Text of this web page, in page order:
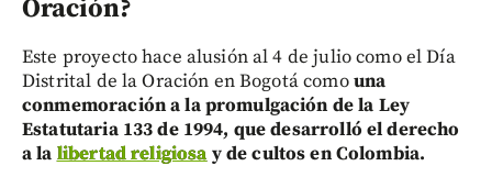
Oración?
Este proyecto hace alusión al 4 de julio como el Día
Distrital de la Oración en Bogotá comouna
conmemoración a la promulgación de la Ley
Estatutaria 133 de 1994, que desarrolló el derecho
a la libertad religiosa y de cultos en Colombia.